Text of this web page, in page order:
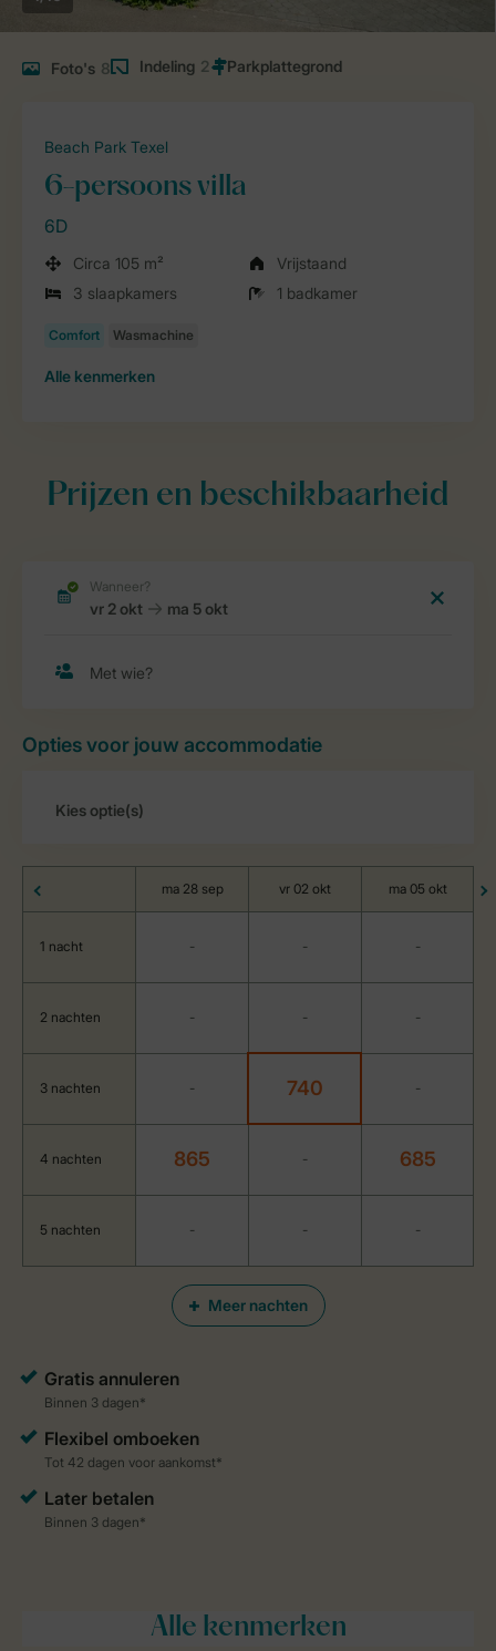
Foto's 8 Indeling 2
Beach Park Texel
6-persoons villa
6D
Circa 105 m²
Vrijstaand
3 slaapkamers
1 badkamer
Alle kenmerken
Prijzen en beschikbaarheid
Opties voor jouw accommodatie
Meer nachten
ma 28 sep vr 02 okt ma 05 okt
1 nacht - - -
2 nachten - - -
3 nachten - 740 -
4 nachten 865 - 685
5 nachten - - -
Alle kenmerken